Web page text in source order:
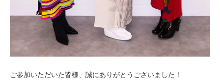
ご参加いただいた皆様、誠にありがとうございました！